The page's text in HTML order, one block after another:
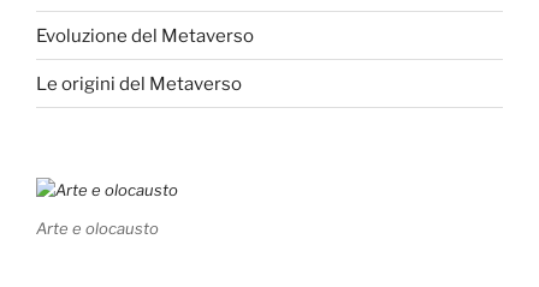
Evoluzione del Metaverso
Le origini del Metaverso
Arte e olocausto